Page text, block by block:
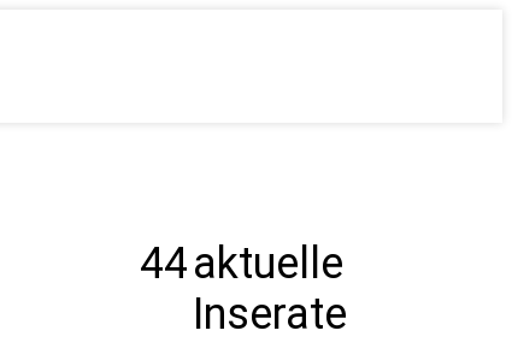
44aktuelle
Inserate